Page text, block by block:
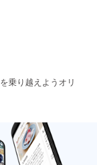
を届けたい
れた。
券は一
度限り
を予定
してい
ます。
新宿、
乗り越えようオリ